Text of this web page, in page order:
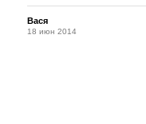
Вася
18 июн 2014